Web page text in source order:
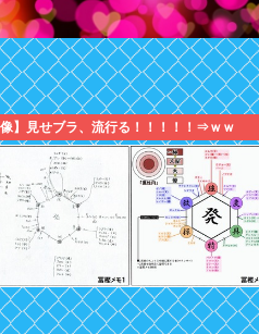
像】見せブラ、流行る！！！！！⇒ｗｗ